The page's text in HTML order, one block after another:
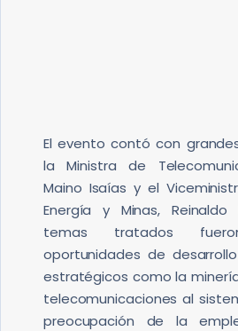
El evento contó con
la Ministra de
Maino Isaías y el
Energía y Minas, Reinaldo
temas tratados
oportunidades de
estratégicos como la
telecomunicaciones al
preocupación de la